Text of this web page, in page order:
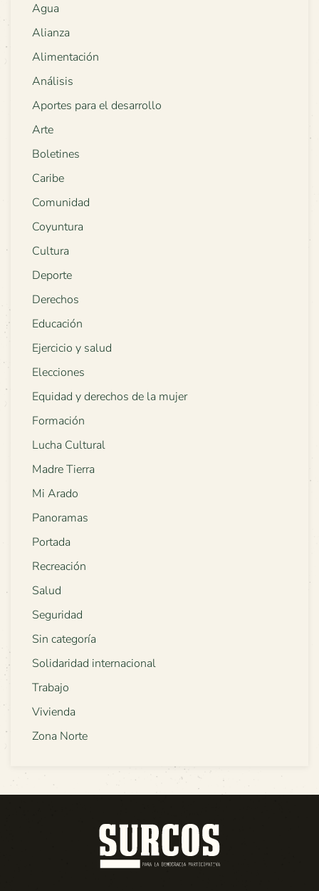
Agua
Alianza
Alimentación
Análisis
Aportes para el desarrollo
Arte
Boletines
Caribe
Comunidad
Coyuntura
Cultura
Deporte
Derechos
Educación
Ejercicio y salud
Elecciones
Equidad y derechos de la mujer
Formación
Lucha Cultural
Madre Tierra
Mi Arado
Panoramas
Portada
Recreación
Salud
Seguridad
Sin categoría
Solidaridad internacional
Trabajo
Vivienda
Zona Norte